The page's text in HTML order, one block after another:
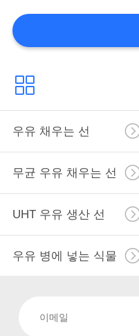
이
트
맵
POLICY
우유 채우는 선
무균 우유 채우는 선
UHT 우유 생산 선
우유 병에 넣는 식물